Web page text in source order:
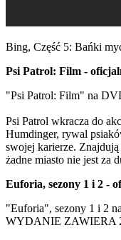
Bing, Część 5: Bańki
Psi Patrol: Film -
"Psi Patrol: Film" na
Psi Patrol wkracza do
Humdinger, rywal
swojej karierze.
żadne miasto nie jest za
Euforia, sezony 1 i 2 -
"Euforia", sezony 1 i 2
WYDANIE ZAWIERA